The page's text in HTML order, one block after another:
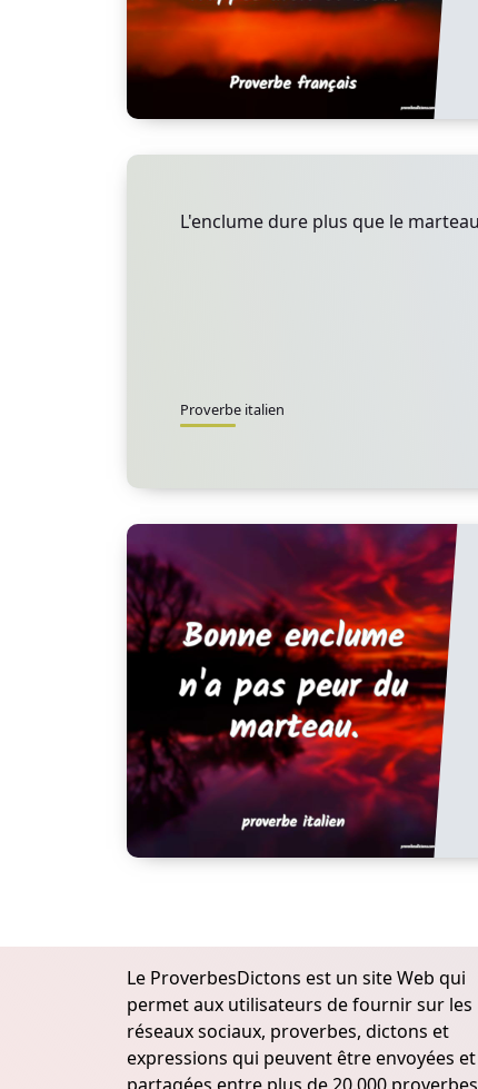
L'enclume dure plus que le
Proverbe italien
Le ProverbesDictons est un site Web qui
permet aux utilisateurs de fournir sur les
réseaux sociaux, proverbes, dictons et
expressions qui peuvent être envoyées et